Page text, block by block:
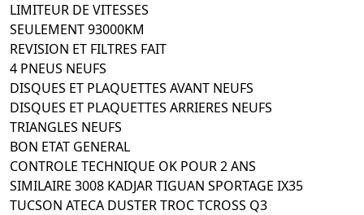
LIMITEUR DE VITESSES
SEULEMENT 93000KM
REVISION ET FILTRES FAIT
4 PNEUS NEUFS
DISQUES ET PLAQUETTES AVANT NEUFS
DISQUES ET PLAQUETTES ARRIERES NEUFS
TRIANGLES NEUFS
BON ETAT GENERAL
CONTROLE TECHNIQUE OK POUR 2 ANS
SIMILAIRE 3008 KADJAR TIGUAN SPORTAGE IX35
TUCSON ATECA DUSTER TROC TCROSS Q3